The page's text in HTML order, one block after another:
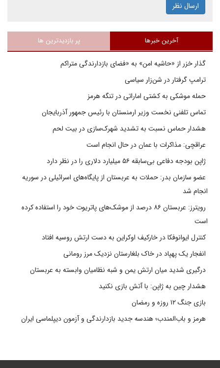
ارسال نظر
آخرین خبرها پر بازدیدترین ها
گذار خزر از «حاشیه امن» به «فضای بازدارندگی متراکم
ترامپ گرفتار در شن‌زار سیاسی
حمله موشکی به کشتی اماراتی در تنگه هرمز
تماس تلفنی نخست وزیر ارمنستان با رئیس جمهور آذربایجان
هشدار حماس نسبت به تشدید شهرک‌سازی در بیت‌ لحم
عراقچی: مذاکرات با عمان در حال انجام است
ژاپن بودجه دفاعی بی‌سابقه ۵۶ میلیارد دلاری را در نظر دارد
عضو سازمان بدر: حملات به عربستان از پایگاه‌های اسرائیلی در سوریه
انجام شد
رویترز: عربستان ۸۶ درصد از موشک‌های پاتریوت خود را استفاده کرده
است
کنترل ایوانوفکا در خارکیف اوکراین به دست ارتش روسیه افتاد
انفجار یک پهپاد در خاک بلغارستان نزدیک مرز رومانی
درگیری شدید میان ارتش یمن و شبه نظامیان وابسته به عربستان
هشدار چین به ژاپن: با آتش بازی نکنید
بازی جنگ ۱۲ روزه و رمضان
هرمز و باب‌المندب؛ هندسه جدید بازدارندگی و آزمون دیپلماسی ایران